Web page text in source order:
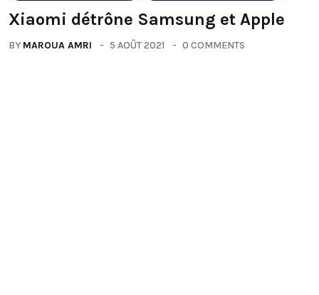
Xiaomi détrône Samsung et Apple
BY MAROUA AMRI 5 AOÛT 2021 0 COMMENTS